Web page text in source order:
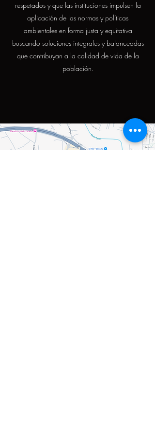
respetados y que las instituciones impulsen la
aplicación de las normas y políticas
ambientales en forma justa y equitativa
buscando soluciones integrales y balanceadas
que contribuyan a la calidad de vida de la
población.